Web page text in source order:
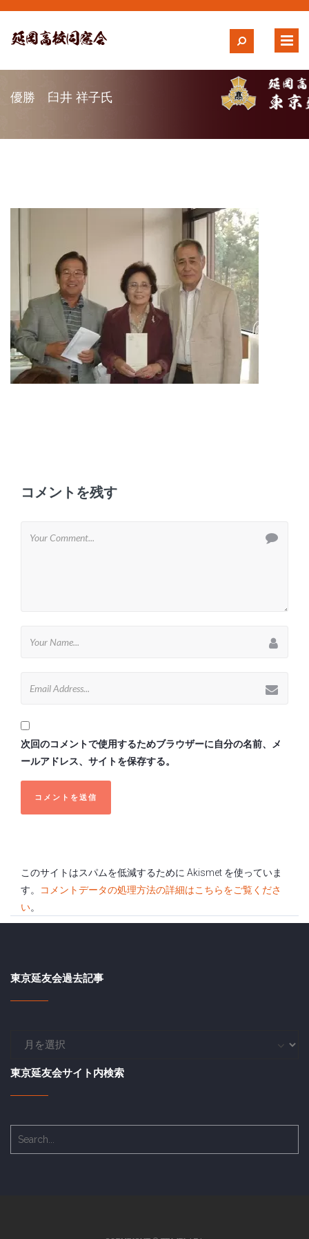
優勝 臼井 祥子氏
コメントを残す
次回のコメントで使用するためブラウザーに自分の名前、メ
ールアドレス、サイトを保存する。
このサイトはスパムを低減するために Akismet を使っていま
す。
コメントデータの処理方法の詳細はこちらをご覧くださ
い。
東京延友会過去記事
延
過
去
東京延友会サイト内検索